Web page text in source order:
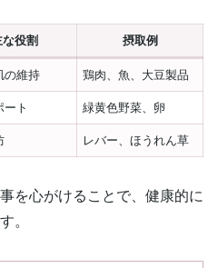
な役割 摂取例
の維持 鶏肉、魚、大豆製品
ート 緑黄色野菜、卵
レバー、ほうれん草
を心がけることで、健康的に
。